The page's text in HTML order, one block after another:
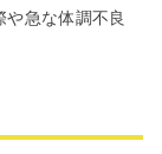
や急な体調不良